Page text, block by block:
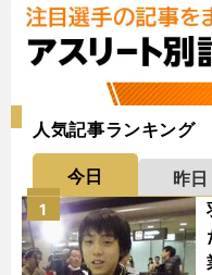
人気記事ランキング
今日 昨日
1